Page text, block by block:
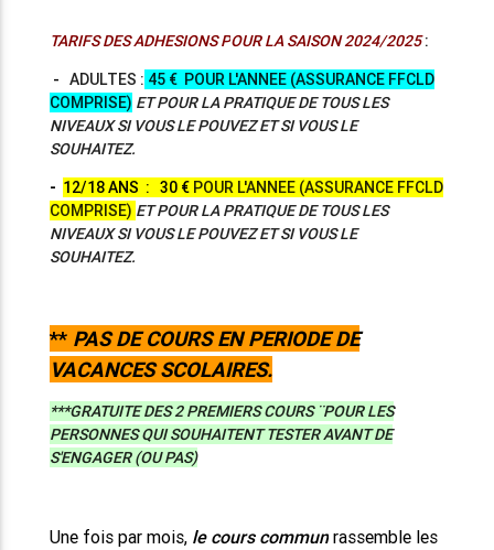
TARIFS DES ADHESIONSPOUR LA SAISON 2024/2025:
- ADULTES : 45 € POUR L'ANNEE (ASSURANCE FFCLD
COMPRISE) ET POUR LA PRATIQUE DETOUS LES
NIVEAUX SI VOUS LE POUVEZ ET SI VOUS LE
SOUHAITEZ.
- 12/18 ANS : 30€ POUR L'ANNEE (ASSURANCE FFCLD
COMPRISE) ET POUR LA PRATIQUE DETOUS LES
NIVEAUX SI VOUS LE POUVEZ ET SI VOUS LE
SOUHAITEZ.
** PAS DE COURS EN PERIODE DE
VACANCES SCOLAIRES.
***GRATUITE DES 2 PREMIERS COURS ¨POUR LES
PERSONNES QUI SOUHAITENT TESTER AVANT DE
S'ENGAGER (OU PAS)
Une fois par mois, le cours communrassemble les